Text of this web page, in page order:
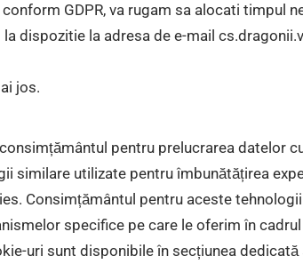
GDPR, va rugam sa alocati timpul
dispozitie la adresa de e-mail
jos.
pentru prelucrarea datelor
similare utilizate pentru îmbunătățirea
Consimțământul pentru aceste
specifice pe care le oferim în
uri sunt disponibile în secțiunea